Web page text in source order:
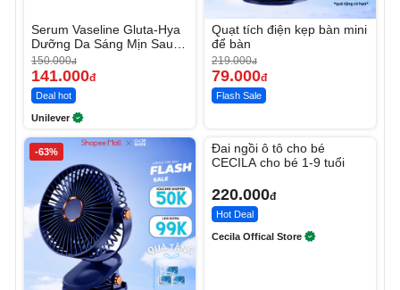
Serum Vaseline Gluta-Hya
Dưỡng Da Sáng Mịn Sau 7
Ngày
150.000đ
141.000đ
Deal hot
Unilever
Quạt tích điện kẹp bàn mini
để bàn
219.000đ
79.000đ
Flash Sale
-63%
Đai ngồi ô tô cho bé
CECILA cho bé 1-9 tuổi
220.000đ
Hot Deal
Cecila Offical Store